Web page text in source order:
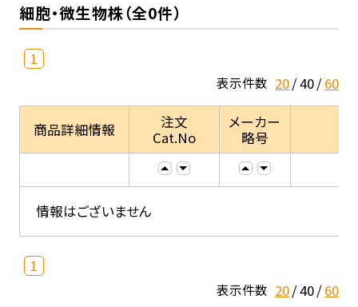
細胞・微生物株（全0件）
1
表示件数 20 40 60
商品詳細情報
注文
Cat.No
メーカー
略号
情報はございません
1
表示件数 20 40 60